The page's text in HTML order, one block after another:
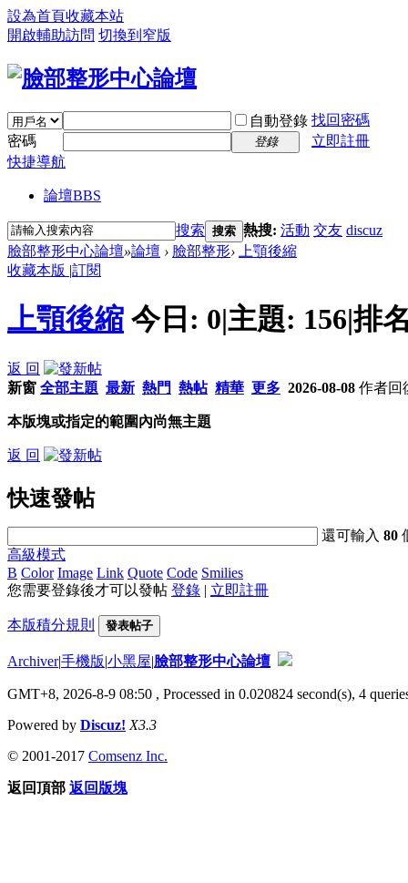
設為首頁收藏本站
開啟輔助訪問 切換到窄版
自動登錄 找回密碼
密碼
登錄
立即註冊
快捷導航
論壇BBS
搜索 搜索 熱搜: 活動 交友 discuz
臉部整形中心論壇»論壇 › 臉部整形›
上顎後縮
收藏本版 |訂閱
上顎後縮 今日: 0|主題: 156|排
返 回
新窗 全部主題 最新 熱門 熱帖 精華 更多 2026-08-08 作者回
本版塊或指定的範圍內尚無主題
返 回
快速發帖
還可輸入80
高級模式
B Color Image Link Quote Code Smilies
您需要登錄後才可以發帖 登錄 | 立即註冊
本版積分規則 發表帖子
Archiver|手機版|小黑屋|臉部整形中心論壇
GMT+8, 2026-8-9 08:50 , Processed in 0.020824 second(s), 4
Powered by Discuz! X3.3
© 2001-2017 Comsenz Inc.
返回頂部 返回版塊